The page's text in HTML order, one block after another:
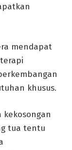
mendapat
khusus.
tua tentu